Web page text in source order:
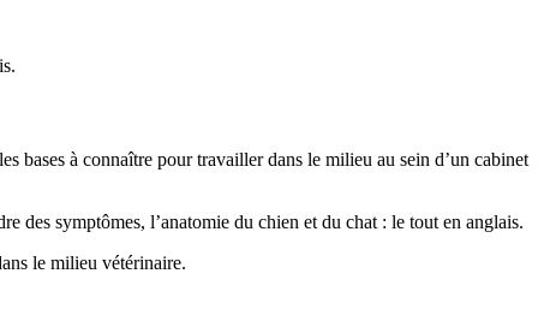
bases à connaître pour travailler dans le milieu au sein d’un cabinet
des symptômes, l’anatomie du chien et du chat : le tout en anglais.
le milieu vétérinaire.